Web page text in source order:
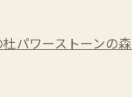
パワーストーンの森